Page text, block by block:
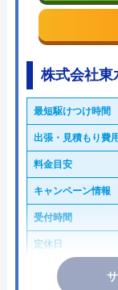
株式会社東
最短駆けつけ時間
出張・見積もり費用
料金目安
キャンペーン情報
受付時間
定休日